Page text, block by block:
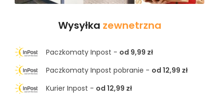
Wysyłka zewnetrzna
Paczkomaty Inpost - od 9,99 zł
Paczkomaty Inpost pobranie - od 12,99 zł
Kurier Inpost - od 12,99 zł